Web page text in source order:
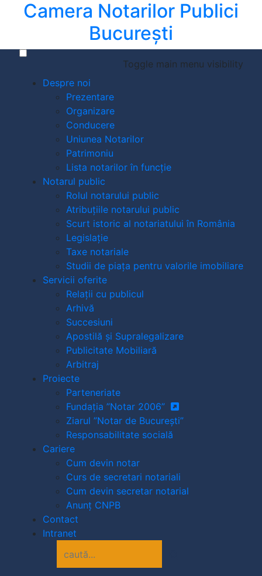
Camera Notarilor Publici
București
Toggle main menu visibility
Despre noi
Prezentare
Organizare
Conducere
Uniunea Notarilor
Patrimoniu
Lista notarilor în funcție
Notarul public
Rolul notarului public
Atribuțiile notarului public
Scurt istoric al notariatului în România
Legislație
Taxe notariale
Studii de piața pentru valorile imobiliare
Servicii oferite
Relații cu publicul
Arhivă
Succesiuni
Apostilă și Supralegalizare
Publicitate Mobiliară
Arbitraj
Proiecte
Parteneriate
Fundația ”Notar 2006”
Ziarul ”Notar de București”
Responsabilitate socială
Cariere
Cum devin notar
Curs de secretari notariali
Cum devin secretar notarial
Anunț CNPB
Contact
Intranet